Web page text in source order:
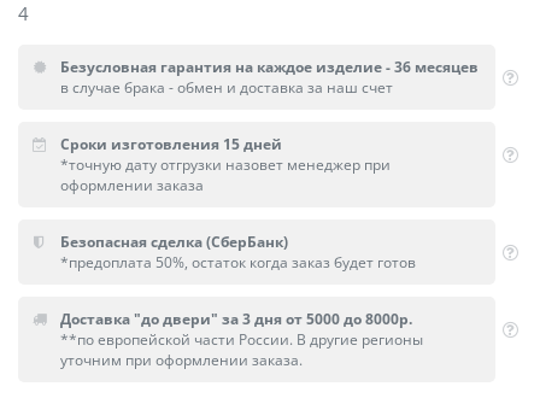
4
Безусловная гарантия на каждое изделие - 36 месяцев
в случае брака - обмен и доставка за наш счет
Сроки изготовления 15 дней
*точную дату отгрузки назовет менеджер при
оформлении заказа
Безопасная сделка (СберБанк)
*предоплата 50%, остаток когда заказ будет готов
Доставка "до двери" за 3 дня от 5000 до 8000р.
**по европейской части России. В другие регионы
уточним при оформлении заказа.